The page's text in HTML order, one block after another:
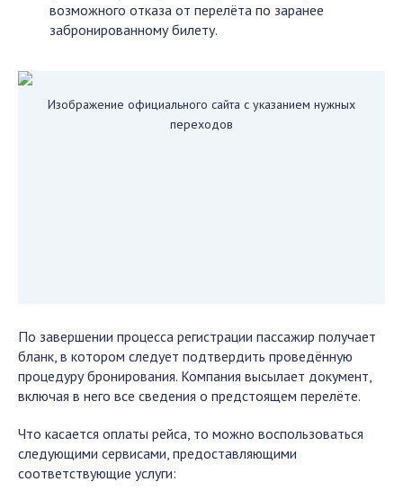
возможного отказа от перелёта по заранее
забронированному билету.
Изображение официального сайта с указанием нужных
переходов
По завершении процесса регистрации пассажир получает
бланк, в котором следует подтвердить проведённую
процедуру бронирования. Компания высылает документ,
включая в него все сведения о предстоящем перелёте.
Что касается оплаты рейса, то можно воспользоваться
следующими сервисами, предоставляющими
соответствующие услуги: